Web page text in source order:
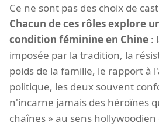
Ce ne sont pas des choix de
Chacun de ces rôles explore
condition féminine en Chine :
imposée par la tradition, la
poids de la famille, le rapport à
politique, les deux souvent
n'incarne jamais des héroïnes
chaînes » au sens